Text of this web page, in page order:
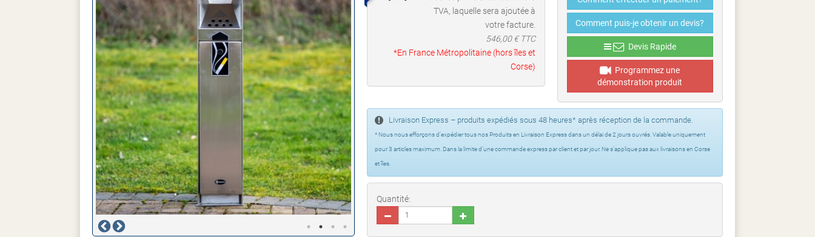
TVA, laquelle sera ajoutée à
votre facture.
546,00€ TTC
*En France Métropolitaine (hors îles et
Corse)
Comment puis-je obtenir un devis?
Devis Rapide
Programmez une
démonstration produit
Livraison Express – produits expédiés sous 48 heures* après réception de la commande.
* Nous nous efforçons d’expédier tous nos Produits en Livraison Express dans un délai de 2 jours ouvrés. Valable uniquement
pour 3 articles maximum. Dans la limite d’une commande express par client et par jour. Ne s’applique pas aux livraisons en Corse
et îles.
Quantité: